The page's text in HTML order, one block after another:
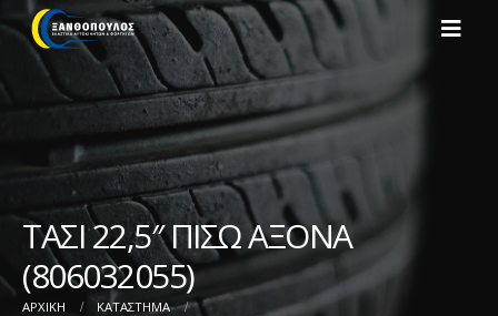
ΤΑΣΙ 22,5″ ΠΙΣΩ ΑΞΟΝΑ
(806032055)
ΑΡΧΙΚΉ
ΚΑΤΆΣΤΗΜΑ